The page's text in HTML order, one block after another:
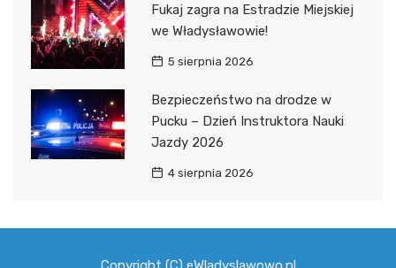
Fukaj zagra na Estradzie Miejskiej
we Władysławowie!
5 sierpnia 2026
Bezpieczeństwo na drodze w
Pucku – Dzień Instruktora Nauki
Jazdy 2026
4 sierpnia 2026